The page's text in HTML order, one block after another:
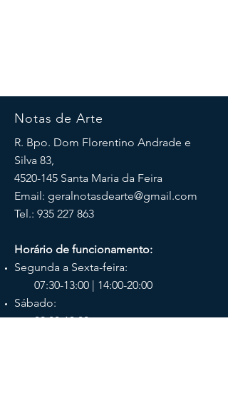
Notas de Arte
R. Bpo. Dom Florentino Andrade e
Silva 83,
4520-145 Santa Maria da Feira
Email: geralnotasdearte@gmail.com
Tel.: 935 227 863
Horário de funcionamento:
Segunda a Sexta-feira:
07:30-13:00 | 14:00-20:00
Sábado:
09:00-13:00